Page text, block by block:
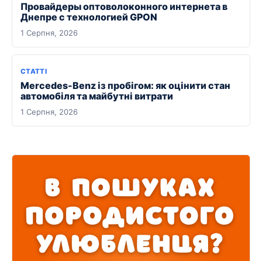
Провайдеры оптоволоконного интернета в
Днепре с технологией GPON
1 Серпня, 2026
СТАТТІ
Mercedes-Benz із пробігом: як оцінити стан
автомобіля та майбутні витрати
1 Серпня, 2026